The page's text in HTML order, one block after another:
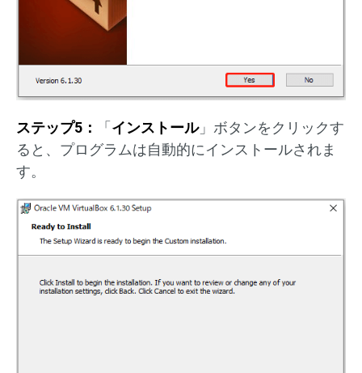
ステップ5： 「インストール」ボタンをクリックす
ると、プログラムは自動的にインストールされま
す。